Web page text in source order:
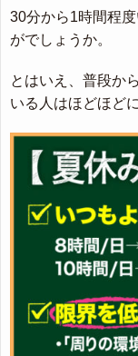
30分から1時間程
がでしょうか。
とはいえ、普段か
いる人はほどほどに